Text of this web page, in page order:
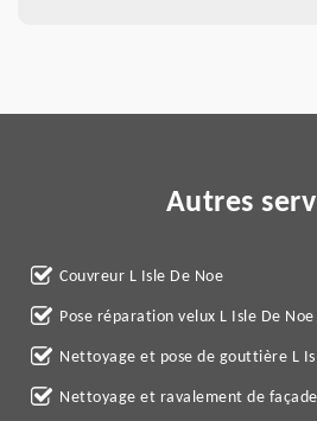
Autres
Couvreur L Isle De Noe
Pose réparation velux L Isle De Noe
Nettoyage et pose de gouttière L
Nettoyage et ravalement de